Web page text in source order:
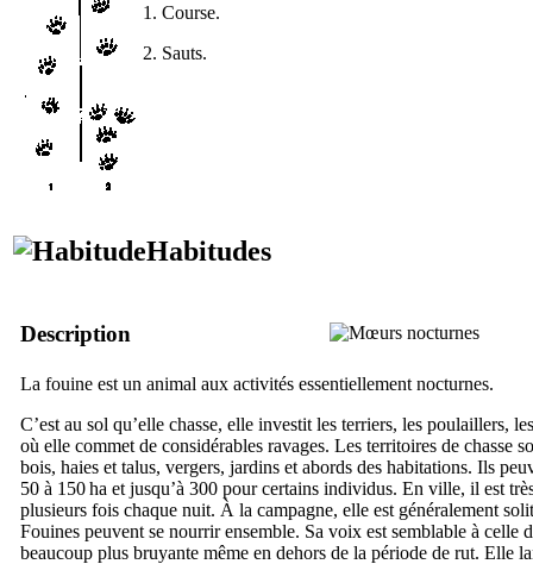
1. Course.
2. Sauts.
Habitudes
Description
La fouine est un animal aux activités essentiellement nocturnes.
C’est au sol qu’elle chasse, elle investit les terriers, les poulaillers,
où elle commet de considérables ravages. Les territoires de chasse
bois, haies et talus, vergers, jardins et abords des habitations. Ils
50 à 150 ha et jusqu’à 300 pour certains individus. En ville, il est
plusieurs fois chaque nuit. À la campagne, elle est généralement
Fouines peuvent se nourrir ensemble. Sa voix est semblable à celle
beaucoup plus bruyante même en dehors de la période de rut. Elle